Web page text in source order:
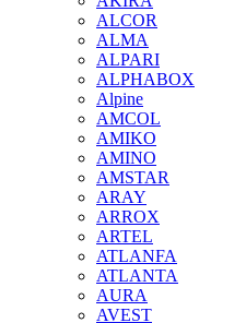
ALCOR
ALMA
ALPARI
ALPHABOX
Alpine
AMCOL
AMIKO
AMINO
AMSTAR
ARAY
ARROX
ARTEL
ATLANFA
ATLANTA
AURA
AVEST